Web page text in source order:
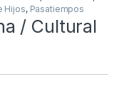
Hijos, Pasatiempos
/ Cultural